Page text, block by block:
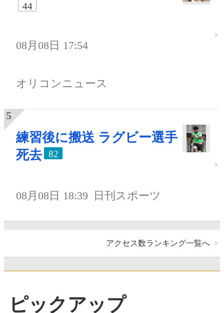
44
08月08日 17:54
オリコンニュース
練習後に搬送 ラグビー選手
死去
82
08月08日 18:39 日刊スポーツ
アクセス数ランキング一覧へ
ピックアップ